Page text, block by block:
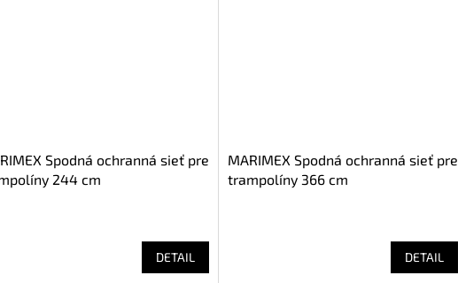
Spodná ochranná sieť pre
244 cm
DETAIL
MARIMEX Spodná ochranná sieť pre
trampolíny 366 cm
DETAIL